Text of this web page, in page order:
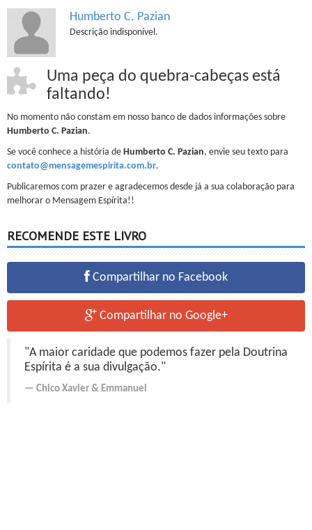
Humberto C. Pazian
Descrição indisponível.
Uma peça do quebra-cabeças está
faltando!
No momento não constam em nosso banco de dados informações sobre
Humberto C. Pazian.
Se você conhece a história de Humberto C. Pazian, envie seu texto para
contato@mensagemespirita.com.br.
Publicaremos com prazer e agradecemos desde já a sua colaboração para
melhorar o Mensagem Espírita!!
RECOMENDE ESTE LIVRO
Compartilhar no Facebook
Compartilhar no Google+
"A maior caridade que podemos fazer pela Doutrina
Espírita é a sua divulgação."
Chico Xavier & Emmanuel